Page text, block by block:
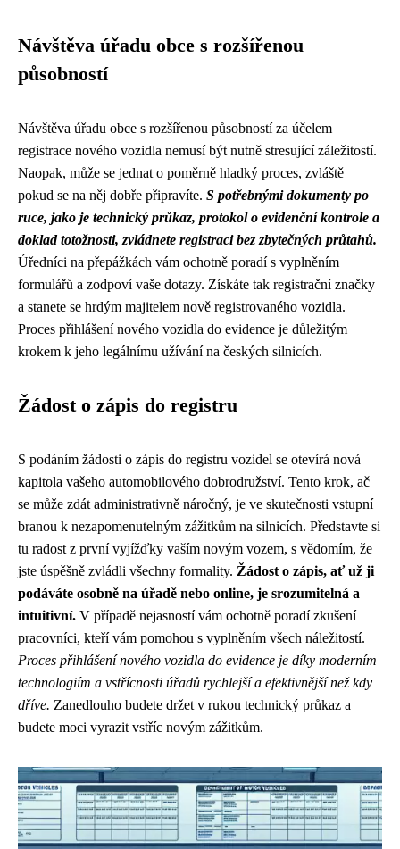
Návštěva úřadu obce s rozšířenou
působností
Návštěva úřadu obce s rozšířenou působností za účelem
registrace nového vozidla nemusí být nutně stresující záležitostí.
Naopak, může se jednat o poměrně hladký proces, zvláště
pokud se na něj dobře připravíte. S potřebnými dokumenty po
ruce, jako je technický průkaz, protokol o evidenční kontrole a
doklad totožnosti, zvládnete registraci bez zbytečných průtahů.
Úředníci na přepážkách vám ochotně poradí s vyplněním
formulářů a zodpoví vaše dotazy. Získáte tak registrační značky
a stanete se hrdým majitelem nově registrovaného vozidla.
Proces přihlášení nového vozidla do evidence je důležitým
krokem k jeho legálnímu užívání na českých silnicích.
Žádost o zápis do registru
S podáním žádosti o zápis do registru vozidel se otevírá nová
kapitola vašeho automobilového dobrodružství. Tento krok, ač
se může zdát administrativně náročný, je ve skutečnosti vstupní
branou k nezapomenutelným zážitkům na silnicích. Představte si
tu radost z první vyjížďky vaším novým vozem, s vědomím, že
jste úspěšně zvládli všechny formality. Žádost o zápis, ať už ji
podáváte osobně na úřadě nebo online, je srozumitelná a
intuitivní. V případě nejasností vám ochotně poradí zkušení
pracovníci, kteří vám pomohou s vyplněním všech náležitostí.
Proces přihlášení nového vozidla do evidence je díky moderním
technologiím a vstřícnosti úřadů rychlejší a efektivnější než kdy
dříve. Zanedlouho budete držet v rukou technický průkaz a
budete moci vyrazit vstříc novým zážitkům.